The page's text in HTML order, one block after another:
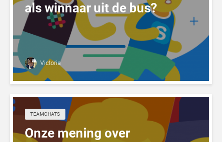
als winnaar uit de bus?
Victoria
TEAMCHATS
Onze mening over